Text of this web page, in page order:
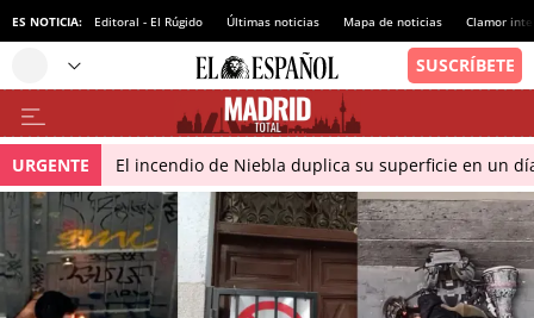
ES NOTICIA: Editoral - El Rúgido Últimas noticias Mapa de noticias Clamor
URGENTE El incendio de Niebla duplica su superficie en un